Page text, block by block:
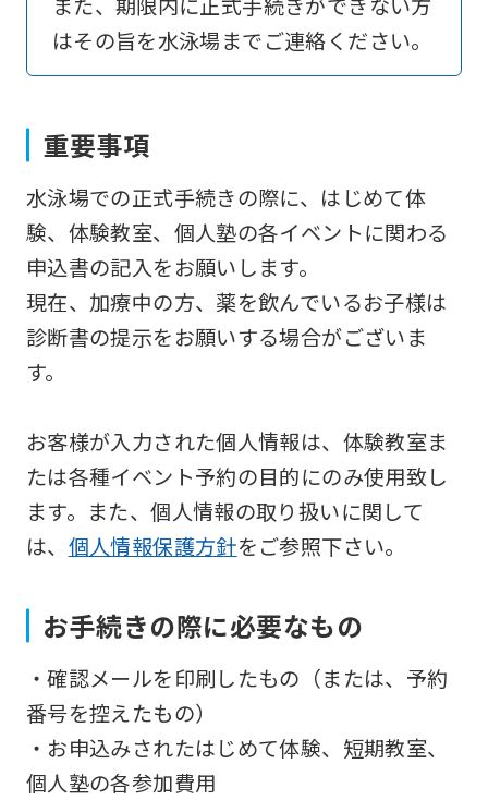
はその旨を水泳場までご連絡ください。
重要事項
水泳場での正式手続きの際に、はじめて体
験、体験教室、個人塾の各イベントに関わる
申込書の記入をお願いします。
現在、加療中の方、薬を飲んでいるお子様は
診断書の提示をお願いする場合がございま
す。
お客様が入力された個人情報は、体験教室ま
たは各種イベント予約の目的にのみ使用致し
ます。また、個人情報の取り扱いに関して
は、 個人情報保護方針をご参照下さい。
お手続きの際に必要なもの
・確認メールを印刷したもの（または、予約
番号を控えたもの）
・お申込みされたはじめて体験、短期教室、
個人塾の各参加費用
an
automatic
Japanese
version
of
this
website
translated
mechanically,
so
it
not
be
an
translation.